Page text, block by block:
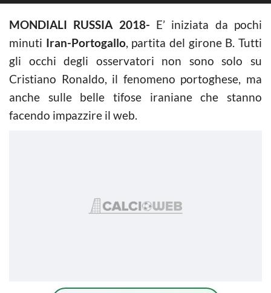
MONDIALI RUSSIA 2018- E’ iniziata da pochi
minuti Iran-Portogallo, partita del girone B. Tutti
gli occhi degli osservatori non sono solo su
Cristiano Ronaldo, il fenomeno portoghese, ma
anche sulle belle tifose iraniane che stanno
facendo impazzire il web.